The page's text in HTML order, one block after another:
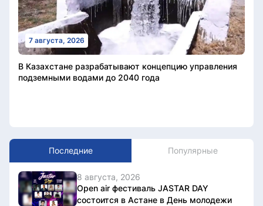
7 августа, 2026
В Казахстане разрабатывают концепцию управления
подземными водами до 2040 года
Последние Популярные
8 августа, 2026
Open air фестиваль JASTAR DAY
состоится в Астане в День молодежи